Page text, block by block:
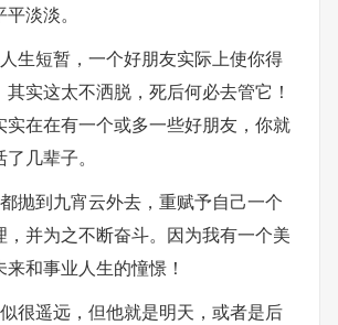
淡淡。
生短暂，一个好朋友实际上使你得
实这太不洒脱，死后何必去管它！
实在在有一个或多一些好朋友，你就
几辈子。
抛到九宵云外去，重赋予自己一个
，并为之不断奋斗。因为我有一个美
和事业人生的憧憬！
很遥远，但他就是明天，或者是后